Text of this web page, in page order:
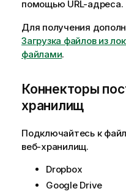
р
ц
и
е
ч
а
н
к
и
ф
о
м
а
помощью URL-адреса.
Для получения
Загрузка файлов из
файлами.
Коннекторы
хранилищ
Подключайтесь к
веб-хранилищ.
Dropbox
Google Drive